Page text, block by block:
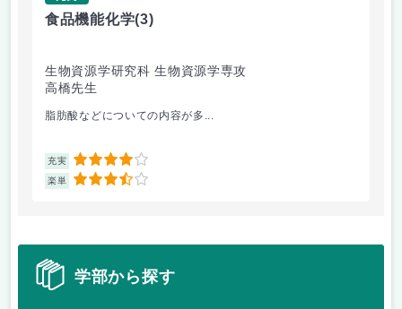
食品機能化学(3)
生物資源学研究科 生物資源学専攻
高橋先生
脂肪酸などについての内容が多...
充実 4
楽単 3.5
学部から探す